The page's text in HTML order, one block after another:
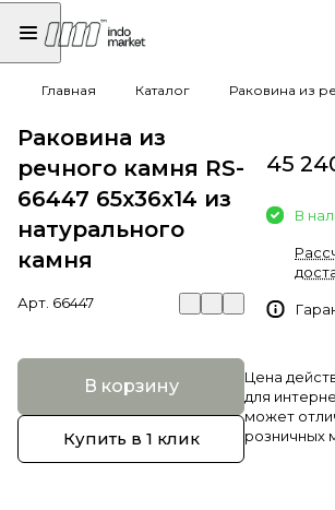
Главная Каталог Раковина из
Раковина из
речного камня RS-
66447 65х36х14 из
натурального
камня
Арт. 66447
В корзину
Купить в 1 клик
45
В
Цена
для
может
розничных